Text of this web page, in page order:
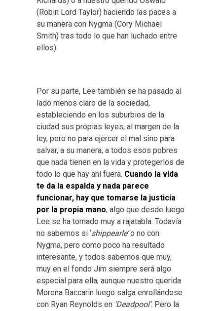
(Robin Lord Taylor) haciendo las paces a
su manera con Nygma (Cory Michael
Smith) tras todo lo que han luchado entre
ellos).
Por su parte, Lee también se ha pasado al
lado menos claro de la sociedad,
estableciendo en los suburbios de la
ciudad sus propias leyes, al margen de la
ley, pero no para ejercer el mal sino para
salvar, a su manera, a todos esos pobres
que nada tienen en la vida y protegerlos de
todo lo que hay ahí fuera. Cuando la vida
te da la espalda y nada parece
funcionar, hay que tomarse la justicia
por la propia mano, algo que desde luego
Lee se ha tomado muy a rajatabla. Todavía
no sabemos si ‘shippearle’o no con
Nygma, pero como poco ha resultado
interesante, y todos sabemos que muy,
muy en el fondo Jim siempre será algo
especial para ella, aunque nuestro querida
Morena Baccarin luego salga enrollándose
con Ryan Reynolds en ‘Deadpool’. Pero la